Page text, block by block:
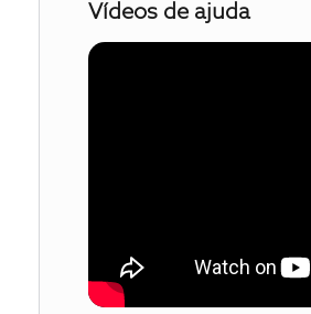
Vídeos de ajuda